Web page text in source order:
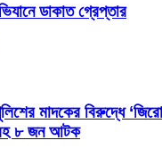
ডাকাত গ্রেপ্তার
মাদকের বিরুদ্ধে
সহ ৮ জন আটক